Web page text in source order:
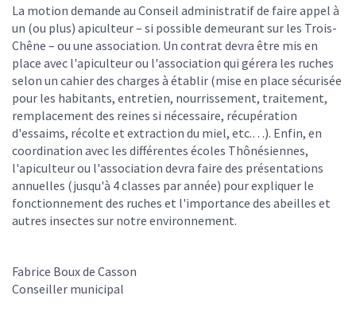
La motion demande au Conseil administratif de faire appel à
un (ou plus) apiculteur – si possible demeurant sur les Trois-
Chêne – ou une association. Un contrat devra être mis en
place avec l'apiculteur ou l'association qui gérera les ruches
selon un cahier des charges à établir (mise en place sécurisée
pour les habitants, entretien, nourrissement, traitement,
remplacement des reines si nécessaire, récupération
d'essaims, récolte et extraction du miel, etc.…). Enfin, en
coordination avec les différentes écoles Thônésiennes,
l'apiculteur ou l'association devra faire des présentations
annuelles (jusqu'à 4 classes par année) pour expliquer le
fonctionnement des ruches et l'importance des abeilles et
autres insectes sur notre environnement.
Fabrice Boux de Casson
Conseiller municipal